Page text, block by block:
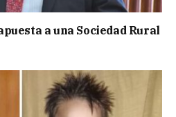
a una Sociedad Rural